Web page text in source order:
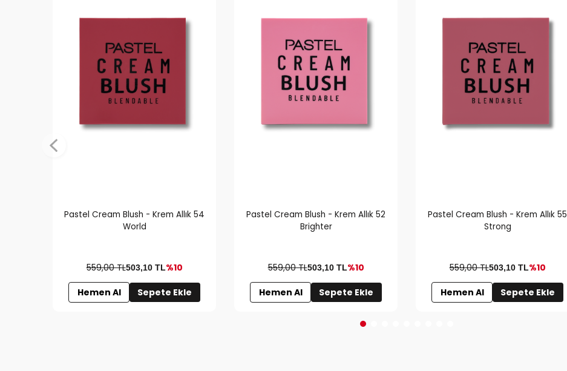
Pastel Cream Blush - Krem Allık 54
World
559,00 TL503,10TL%10
Hemen Al Sepete Ekle
Pastel Cream Blush - Krem Allık 52
Brighter
559,00 TL503,10TL%10
Hemen Al Sepete Ekle
Pastel Cream Blush - Krem Allık 55
Strong
559,00 TL503,10TL%10
Hemen Al Sepete Ekle